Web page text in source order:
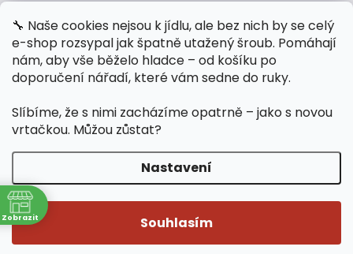
🔧 Naše cookies nejsou k jídlu, ale bez nich by se celý
e-shop rozsypal jak špatně utažený šroub. Pomáhají
nám, aby vše běželo hladce – od košíku po
doporučení nářadí, které vám sedne do ruky.
Slíbíme, že s nimi zacházíme opatrně – jako s novou
vrtačkou. Můžou zůstat?
Nastavení
Souhlasím
Provozní doba
Po-Čt /
8:00 - 15:00
Polední přestávka /11:00 - 11:30
Běží na Shoptet Premium/Webdesign mi-ma.cz
Copyright 2026Jipos.cz. Všechna práva vyhrazena.Upravit nastavení
cookies
Zobrazit